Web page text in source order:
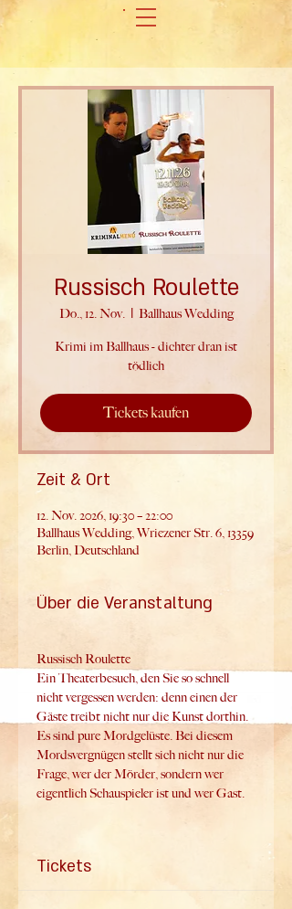
Russisch Roulette
Do., 12. Nov.
  |
Ballhaus Wedding
Krimi im Ballhaus - dichter dran ist
tödlich
Tickets kaufen
Zeit & Ort
12. Nov. 2026, 19:30 – 22:00
Ballhaus Wedding, Wriezener Str. 6, 13359
Berlin, Deutschland
Über die Veranstaltung
Russisch Roulette
Ein Theaterbesuch, den Sie so schnell
nicht vergessen werden: denn einen der
Gäste treibt nicht nur die Kunst dorthin.
Es sind pure Mordgelüste. Bei diesem
Mordsvergnügen stellt sich nicht nur die
Frage, wer der Mörder, sondern wer
eigentlich Schauspieler ist und wer Gast.
Tickets